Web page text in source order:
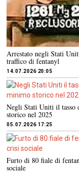
Arrestato negli Stati
traffico di fentanyl
14.07.2026 20:05
Negli Stati Uniti il tasso
storico nel 2025
05.07.2026 17:25
Furto di 80 fiale di
sociale